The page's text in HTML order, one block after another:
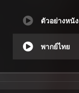
ตัวอย่างหนัง
พากย์ไทย